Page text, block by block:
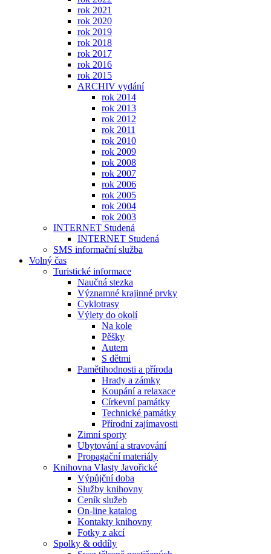
rok 2021
rok 2020
rok 2019
rok 2018
rok 2017
rok 2016
rok 2015
ARCHIV vydání
rok 2014
rok 2013
rok 2012
rok 2011
rok 2010
rok 2009
rok 2008
rok 2007
rok 2006
rok 2005
rok 2004
rok 2003
INTERNET Studená
INTERNET Studená
SMS informační služba
Volný čas
Turistické informace
Naučná stezka
Významné krajinné prvky
Cyklotrasy
Výlety do okolí
Na kole
Pěšky
Autem
S dětmi
Pamětihodnosti a příroda
Hrady a zámky
Koupání a relaxace
Církevní památky
Technické památky
Přírodní zajímavosti
Zimní sporty
Ubytování a stravování
Propagační materiály
Knihovna Vlasty Javořické
Výpůjční doba
Služby knihovny
Ceník služeb
On-line katalog
Kontakty knihovny
Fotky z akcí
Spolky & oddíly